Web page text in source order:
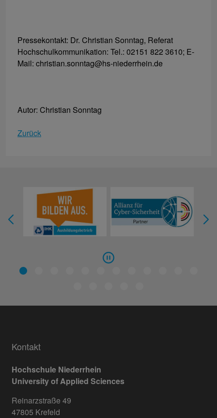
Pressekontakt: Dr. Christian Sonntag, Referat
Hochschulkommunikation: Tel.: 02151 822 3610; E-
Mail: christian.sonntag@hs-niederrhein.de
Autor: Christian Sonntag
Zurück
Kontakt
Hochschule Niederrhein
University of Applied Sciences
Reinarzstraße 49
47805 Krefeld